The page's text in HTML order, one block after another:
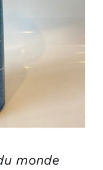
monde